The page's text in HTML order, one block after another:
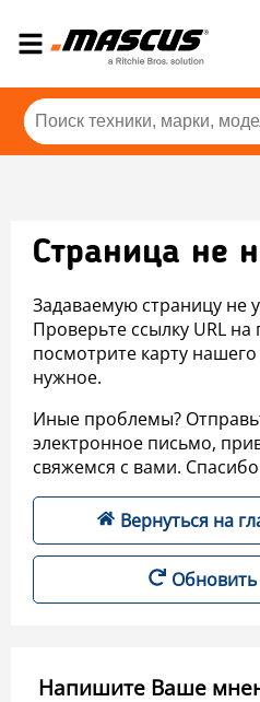
Страница не
Задаваемую страницу не
Проверьте ссылку URL
посмотрите карту
нужное.
Иные проблемы?
электронное письмо,
свяжемся с вами.
Вернуться на
Обновить
Напишите Ваше